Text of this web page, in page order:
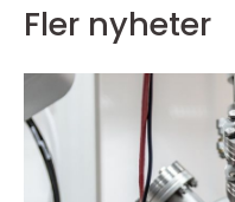
Fler nyheter